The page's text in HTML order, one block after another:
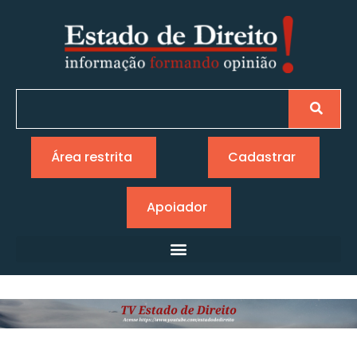
Área restrita Cadastrar
Apoiador